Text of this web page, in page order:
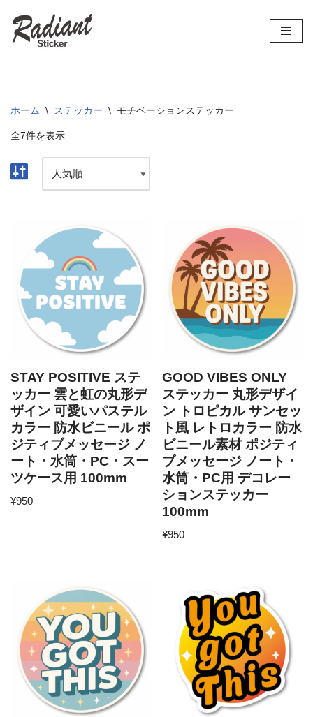
コ
ツ
ス
ッ
ホーム \ ステッカー \ モチベーションステッカー
全7件を表示
STAY POSITIVE ステ
ッカー 雲と虹の丸形デ
ザイン 可愛いパステル
カラー 防水ビニール ポ
ジティブメッセージ ノ
ート・水筒・PC・スー
ツケース用 100mm
¥950
GOOD VIBES ONLY
ステッカー 丸形デザイ
ン トロピカル サンセッ
ト風 レトロカラー 防水
ビニール素材 ポジティ
ブメッセージ ノート・
水筒・PC用 デコレー
ションステッカー
100mm
¥950